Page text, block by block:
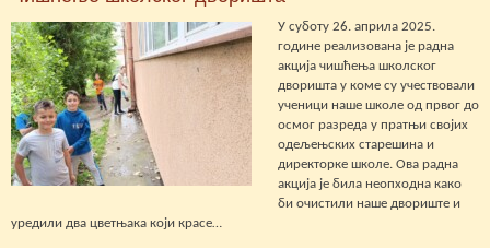
У суботу 26. априла 2025.
године реализована је радна
акција чишћења школског
дворишта у коме су учествовали
ученици наше школе од првог до
осмог разреда у пратњи својих
одељењских старешина и
директорке школе. Ова радна
акција је била неопходна како
би очистили наше двориште и
уредили два цветњака који красе…